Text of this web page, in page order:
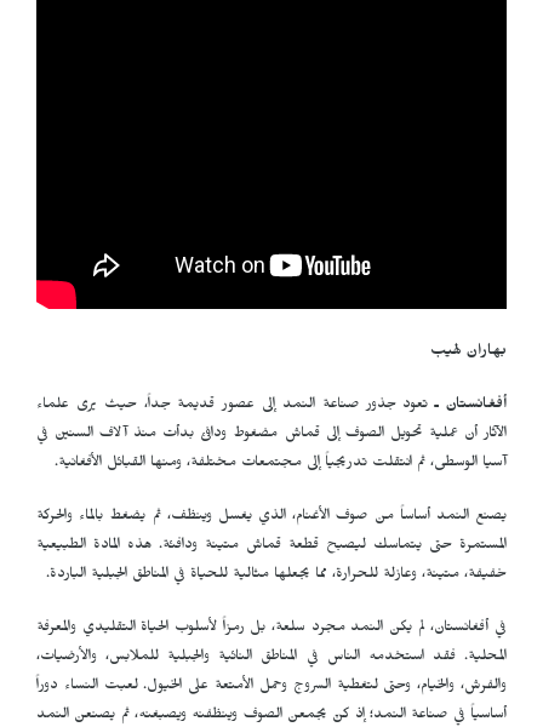
بهاران لهيب
أفغانستان ـتعود جذور صناعة النمد إلى عصور قديمة جداً، حيث يرى علماء
الآثار أن عملية تحويل الصوف إلى قماش مضغوط ودافئ بدأت منذ آلاف السنين في
آسيا الوسطى، ثم انتقلت تدريجياً إلى مجتمعات مختلفة، ومنها القبائل الأفغانية.
يصنع النمد أساساً من صوف الأغنام، الذي يغسل وينظف، ثم يضغط بالماء والحركة
المستمرة حتى يتماسك ليصبح قطعة قماش متينة ودافئة. هذه المادة الطبيعية
خفيفة، متينة، وعازلة للحرارة، مما يجعلها مثالية للحياة في المناطق الجبلية الباردة.
في أفغانستان، لم يكن النمد مجرد سلعة، بل رمزاً لأسلوب الحياة التقليدي والمعرفة
المحلية. فقد استخدمه الناس في المناطق النائية والجبلية للملابس، والأرضيات،
والفرش، والخيام، وحتى لتغطية السروج وحمل الأمتعة على الخيول. لعبت النساء دوراً
أساسياً في صناعة النمد؛ إذ كنّ يجمعن الصوف وينظفنه ويصبغنه، ثم يصنعن النمد